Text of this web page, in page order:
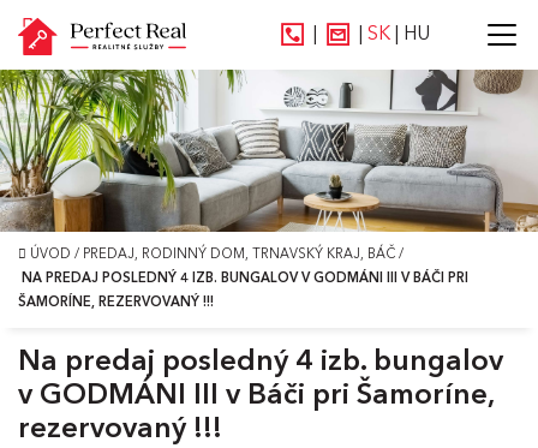
SK HU
ÚVOD / PREDAJ, RODINNÝ DOM, TRNAVSKÝ KRAJ, BÁČ /
NA PREDAJ POSLEDNÝ 4 IZB. BUNGALOV V GODMÁNI III V BÁČI PRI
ŠAMORÍNE, REZERVOVANÝ !!!
Na predaj posledný 4 izb. bungalov
v GODMÁNI III v Báči pri Šamoríne,
rezervovaný !!!